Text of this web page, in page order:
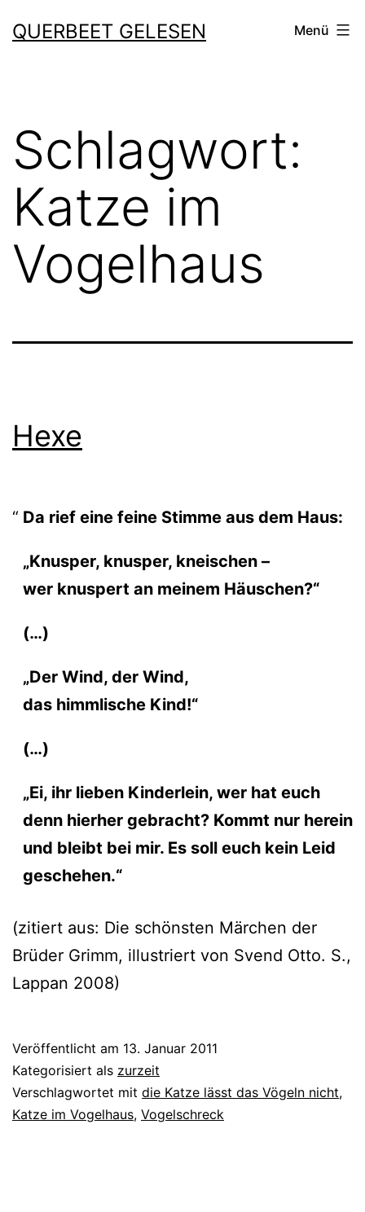
Inhalt
QUERBEET GELESEN Menü
Schlagwort:
Katze im
Vogelhaus
Hexe
Da rief eine fei­ne Stimme aus dem Haus:
„Knusper, knus­per, kneischen –
wer knus­pert an mei­nem Häuschen?“
(…)
„Der Wind, der Wind,
das himm­li­sche Kind!“
(…)
„Ei, ihr lie­ben Kinderlein, wer hat euch
denn hier­her gebracht? Kommt nur her­ein
und bleibt bei mir. Es soll euch kein Leid
geschehen.“
(zitiert aus: Die schöns­ten Märchen der
Brüder Grimm, illus­triert von Svend Otto. S.,
Lappan 2008)
Veröffentlicht am 13. Januar 2011
Kategorisiert als zurzeit
Verschlagwortet mit die Katze lässt das Vögeln nicht,
Katze im Vogelhaus, Vogelschreck